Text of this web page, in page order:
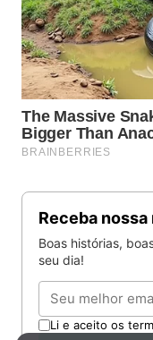
Receba
Boas histórias,
seu dia!
Email
Li e aceito os